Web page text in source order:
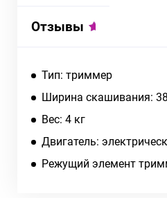
Отзывы
Тип: триммер
Ширина скашивания:
Вес: 4 кг
Двигатель:
Режущий элемент